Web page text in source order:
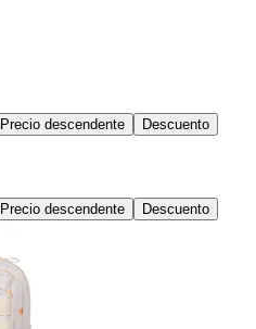
Precio descendente Descuento
Precio descendente Descuento